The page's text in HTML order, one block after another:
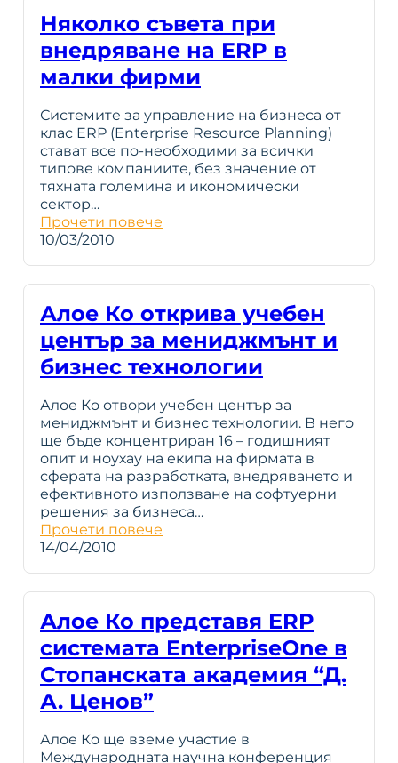
Няколко съвета при
внедряване на ERP в
малки фирми
Системите за управление на бизнеса от
клас ERP (Enterprise Resource Planning)
стават все по-необходими за всички
типове компаниите, без значение от
тяхната големина и икономически
сектор…
Прочети повече
10/03/2010
Алое Ко открива учебен
център за мениджмънт и
бизнес технологии
Алое Ко отвори учебен център за
мениджмънт и бизнес технологии. В него
ще бъде концентриран 16 – годишният
опит и ноухау на екипа на фирмата в
сферата на разработката, внедряването и
ефективното използване на софтуерни
решения за бизнеса…
Прочети повече
14/04/2010
Алое Ко представя ERP
системата EnterpriseOne в
Стопанската академия “Д.
А. Ценов”
Алое Ко ще вземе участие в
Международната научна конференция